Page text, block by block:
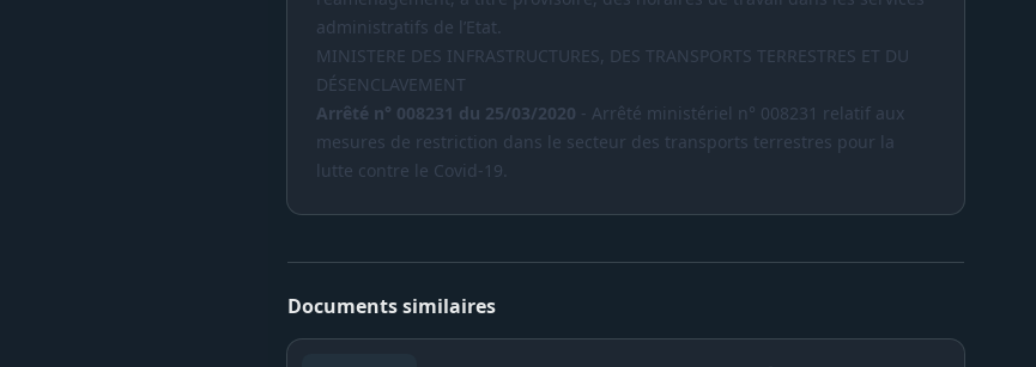
administratifs de l’Etat.
MINISTERE DES INFRASTRUCTURES, DES TRANSPORTS TERRESTRES ET DU
DÉSENCLAVEMENT
Arrêté n° 008231 du 25/03/2020 - Arrêté ministériel n° 008231 relatif aux
mesures de restriction dans le secteur des transports terrestres pour la
lutte contre le Covid-19.
Documents similaires